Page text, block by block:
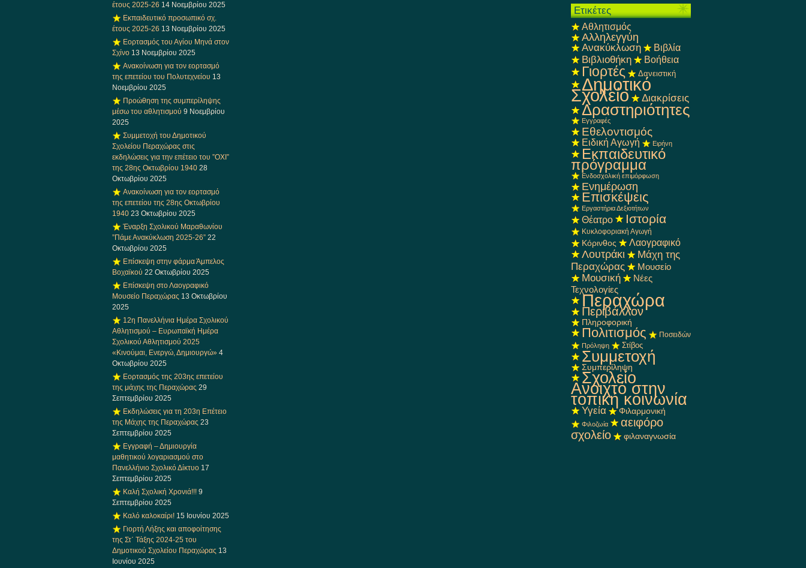
έτους 2025-26 14 Νοεμβρίου 2025
Εκπαιδευτικό προσωπικό σχ.
έτους 2025-26 13 Νοεμβρίου 2025
Εορτασμός του Αγίου Μηνά στον
Σχίνο 13 Νοεμβρίου 2025
Ανακοίνωση για τον εορτασμό
της επετείου του Πολυτεχνείου 13
Νοεμβρίου 2025
Προώθηση της συμπερίληψης
μέσω του αθλητισμού 9 Νοεμβρίου
2025
Συμμετοχή του Δημοτικού
Σχολείου Περαχώρας στις
εκδηλώσεις για την επέτειο του ”ΟΧΙ”
της 28ης Οκτωβρίου 1940 28
Οκτωβρίου 2025
Ανακοίνωση για τον εορτασμό
της επετείου της 28ης Οκτωβρίου
1940 23 Οκτωβρίου 2025
Έναρξη Σχολικού Μαραθωνίου
”Πάμε Ανακύκλωση 2025-26” 22
Οκτωβρίου 2025
Επίσκεψη στην φάρμα Άμπελος
Βοχαϊκού 22 Οκτωβρίου 2025
Επίσκεψη στο Λαογραφικό
Μουσείο Περαχώρας 13 Οκτωβρίου
2025
12η Πανελλήνια Ημέρα Σχολικού
Αθλητισμού – Ευρωπαϊκή Ημέρα
Σχολικού Αθλητισμού 2025
«Κινούμαι, Ενεργώ, Δημιουργώ» 4
Οκτωβρίου 2025
Εορτασμός της 203ης επετείου
της μάχης της Περαχώρας 29
Σεπτεμβρίου 2025
Εκδηλώσεις για τη 203η Επέτειο
της Μάχης της Περαχώρας 23
Σεπτεμβρίου 2025
Εγγραφή – Δημιουργία
μαθητικού λογαριασμού στο
Πανελλήνιο Σχολικό Δίκτυο 17
Σεπτεμβρίου 2025
Καλή Σχολική Χρονιά!!! 9
Σεπτεμβρίου 2025
Καλό καλοκαίρι! 15 Ιουνίου 2025
Γιορτή Λήξης και αποφοίτησης
της Στ΄ Τάξης 2024-25 του
Δημοτικού Σχολείου Περαχώρας 13
Ιουνίου 2025
Ετικέτες
Αθλητισμός
Αλληλεγγύη
Ανακύκλωση Βιβλία
Βιβλιοθήκη Βοήθεια
Γιορτές Δανειστική
Δημοτικό
Σχολείο Διακρίσεις
Δραστηριότητες
Εγγραφές
Εθελοντισμός
Ειδική Αγωγή Ειρήνη
Εκπαιδευτικό
πρόγραμμα
Ενδοσχολική επιμόρφωση
Ενημέρωση
Επισκέψεις
Εργαστήρια Δεξιοτήτων
Θέατρο Ιστορία
Κυκλοφοριακή Αγωγή
Κόρινθος Λαογραφικό
Λουτράκι
Μάχη της
Περαχώρας
Μουσείο
Μουσική
Νέες
Τεχνολογίες
Περαχώρα
Περιβάλλον
Πληροφορική
Πολιτισμός Ποσειδών
Πρόληψη Στίβος
Συμμετοχή
Συμπερίληψη
Σχολείο
Ανοιχτό στην
τοπική κοινωνία
Υγεία Φιλαρμονική
Φιλοζωία
αειφόρο
σχολείο
φιλαναγνωσία